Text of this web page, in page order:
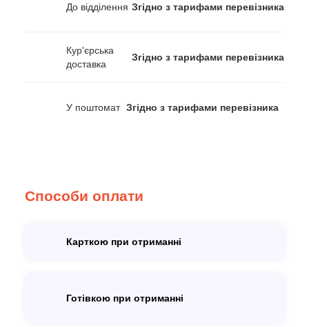
До відділення Згідно з тарифами перевізника
Кур'єрська
доставка
Згідно з тарифами перевізника
У поштомат Згідно з тарифами перевізника
Способи оплати
Карткою при отриманні
Готівкою при отриманні